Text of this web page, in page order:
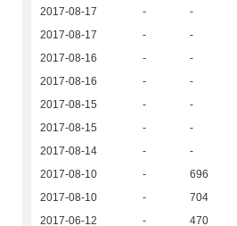
2017-08-17
- -
2017-08-17
- -
2017-08-16
- -
2017-08-16
- -
2017-08-15
- -
2017-08-15
- -
2017-08-14
- -
2017-08-10
- 696
2017-08-10
- 704
2017-06-12
- 470